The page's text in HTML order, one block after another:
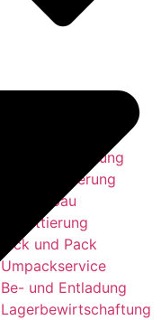
Kommissionierung
Konfektionierung
Displaybau
Etikettierung
Pick und Pack
Umpackservice
Be- und Entladung
Lagerbewirtschaftung